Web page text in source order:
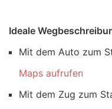
Ideale
Mit dem Auto zum
Maps aufrufen
Mit dem Zug zum